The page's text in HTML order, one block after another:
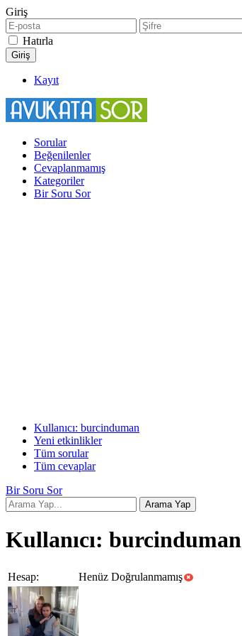
Giriş
Hatırla
Kayıt
Sorular
Beğenilenler
Cevaplanmamış
Kategoriler
Bir Soru Sor
Kullanıcı: burcinduman
Yeni etkinlikler
Tüm sorular
Tüm cevaplar
Bir Soru Sor
Kullanıcı: burcinduman
Hesap: Henüz Doğrulanmamış